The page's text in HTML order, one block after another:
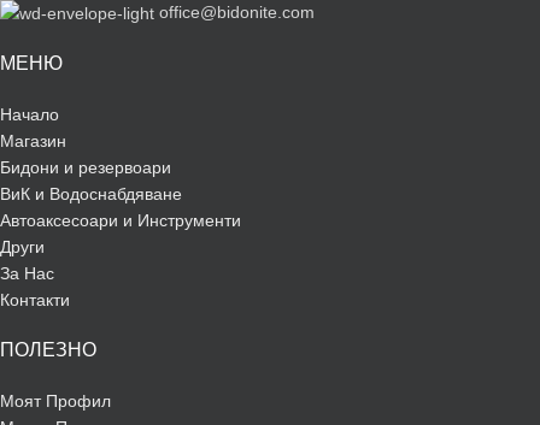
office@bidonite.com
МЕНЮ
Начало
Магазин
Бидони и резервоари
ВиК и Водоснабдяване
Автоаксесоари и Инструменти
Други
За Нас
Контакти
ПОЛЕЗНО
Моят Профил